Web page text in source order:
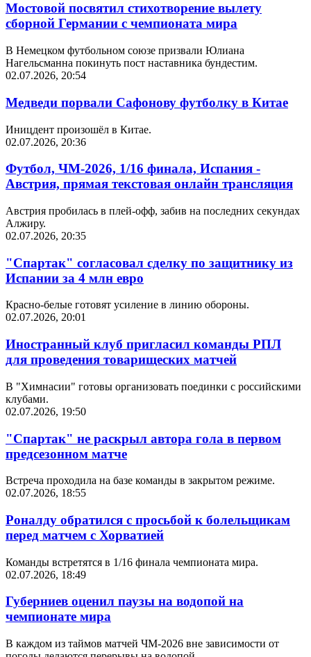
Мостовой посвятил стихотворение вылету
сборной Германии с чемпионата мира
В Немецком футбольном союзе призвали Юлиана
Нагельсманна покинуть пост наставника бундестим.
02.07.2026, 20:54
Медведи порвали Сафонову футболку в Китае
Иницдент произошёл в Китае.
02.07.2026, 20:36
Футбол, ЧМ-2026, 1/16 финала, Испания -
Австрия, прямая текстовая онлайн трансляция
Австрия пробилась в плей-офф, забив на последних секундах
Алжиру.
02.07.2026, 20:35
"Спартак" согласовал сделку по защитнику из
Испании за 4 млн евро
Красно-белые готовят усиление в линию обороны.
02.07.2026, 20:01
Иностранный клуб пригласил команды РПЛ
для проведения товарищеских матчей
В "Химнасии" готовы организовать поединки с российскими
клубами.
02.07.2026, 19:50
"Спартак" не раскрыл автора гола в первом
предсезонном матче
Встреча проходила на базе команды в закрытом режиме.
02.07.2026, 18:55
Роналду обратился с просьбой к болельщикам
перед матчем с Хорватией
Команды встретятся в 1/16 финала чемпионата мира.
02.07.2026, 18:49
Губерниев оценил паузы на водопой на
чемпионате мира
В каждом из таймов матчей ЧМ-2026 вне зависимости от